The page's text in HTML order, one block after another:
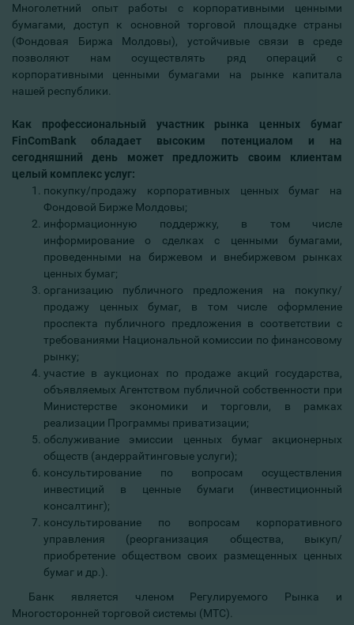
Многолетний опыт работы с корпоративными ценными
бумагами, доступ к основной торговой площадке страны
(Фондовая Биржа Молдовы), устойчивые связи в среде
позволяют нам осуществлять ряд операций с
корпоративными ценными бумагами на рынке капитала
нашей республики.
Как профессиональный участник рынка ценных бумаг
FinComBank обладает высоким потенциалом и на
сегодняшний день может предложить своим клиентам
целый комплекс услуг:
покупку/продажу корпоративных ценных бумаг на
Фондовой Бирже Молдовы;
информационную поддержку, в том числе
информирование о сделках с ценными бумагами,
проведенными на биржевом и внебиржевом рынках
ценных бумаг;
организацию публичного предложения на покупку/
продажу ценных бумаг, в том числе оформление
проспекта публичного предложения в соответствии с
требованиями Национальной комиссии по финансовому
рынку;
участие в аукционах по продаже акций государства,
объявляемых Агентством публичной собственности при
Министерстве экономики и торговли, в рамках
реализации Программы приватизации;
обслуживание эмиссии ценных бумаг акционерных
обществ (андеррайтинговые услуги);
консультирование по вопросам осуществления
инвестиций в ценные бумаги (инвестиционный
консалтинг);
консультирование по вопросам корпоративного
управления (реорганизация общества, выкуп/
приобретение обществом своих размещенных ценных
бумаг и др.).
Банк является членом Регулируемого Рынка и
Многосторонней торговой системы (MTC).